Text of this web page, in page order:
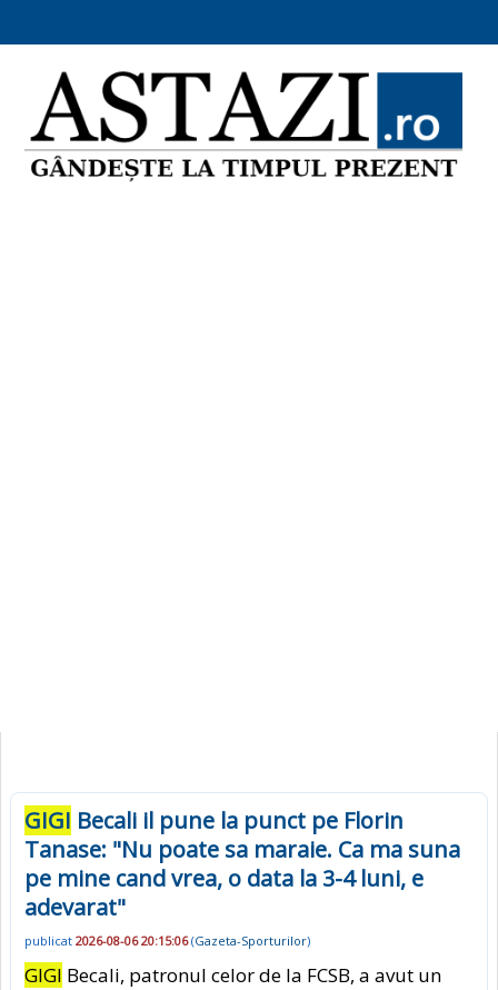
GIGI Becali il pune la punct pe Florin
Tanase: "Nu poate sa maraie. Ca ma suna
pe mine cand vrea, o data la 3-4 luni, e
adevarat"
publicat 2026-08-06 20:15:06(Gazeta-Sporturilor)
GIGI Becali, patronul celor de la FCSB, a avut un